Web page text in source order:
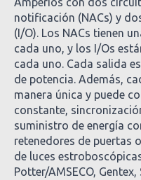
notificación (NACs) y
(I/O). Los NACs tienen
cada uno, y los I/Os
cada uno. Cada salida
de potencia. Además,
manera única y puede
constante,
suministro de energía
retenedores de puertas
de luces
Potter/AMSECO,